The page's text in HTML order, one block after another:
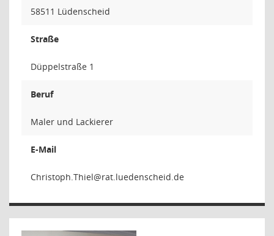
58511 Lüdenscheid
Straße
Düppelstraße 1
Beruf
Maler und Lackierer
E-Mail
leihT.h